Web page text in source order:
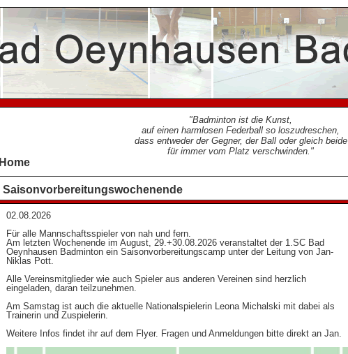
Badminton ist die Kunst,
auf einen harmlosen Federball so loszudreschen,
dass entweder der Gegner, der Ball oder gleich beide
für immer vom Platz verschwinden.
Home
Saisonvorbereitungswochenende
02.08.2026
Für alle Mannschaftsspieler von nah und fern.
Am letzten Wochenende im August, 29.+30.08.2026 veranstaltet der 1.SC Bad
Oeynhausen Badminton ein Saisonvorbereitungscamp unter der Leitung von Jan-
Niklas Pott.
Alle Vereinsmitglieder wie auch Spieler aus anderen Vereinen sind herzlich
eingeladen, daran teilzunehmen.
Am Samstag ist auch die aktuelle Nationalspielerin Leona Michalski mit dabei als
Trainerin und Zuspielerin.
Weitere Infos findet ihr auf dem Flyer. Fragen und Anmeldungen bitte direkt an Jan.